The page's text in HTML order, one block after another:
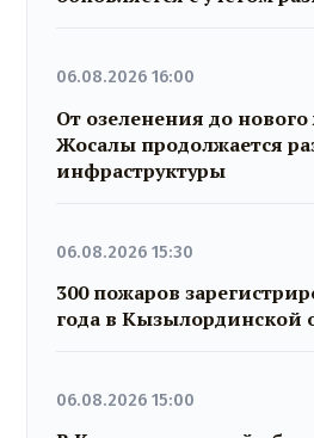
06.08.2026 16:00
От озеленения до
Жосалы продолжается
инфраструктуры
06.08.2026 15:30
300 пожаров
года в Кызылординской
06.08.2026 15:00